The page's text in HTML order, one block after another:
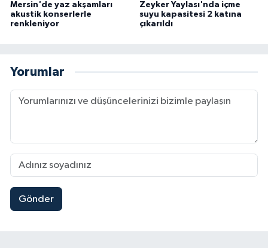
Mersin'de yaz akşamları
akustik konserlerle
renkleniyor
Zeyker Yaylası'nda içme
suyu kapasitesi 2 katına
çıkarıldı
Yorumlar
Gönder